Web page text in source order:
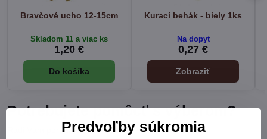
Bravčové ucho 12-15cm
Skladom 11 a viac ks
1,20 €
Do košíka
Kurací behák - biely 1ks
Na dopyt
0,27 €
Zobraziť
Potrebujete pomôcť s výberom?
Radi Vám poradíme:Predvoľby súkromia